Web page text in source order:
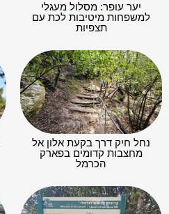
יער עופר: מסלול מעגלי
למשפחות מיטיבות לכת עם
תצפיות
נחל חיק דרך בקעת אלון אל
מחצבות קדומים בפארק
הכרמל